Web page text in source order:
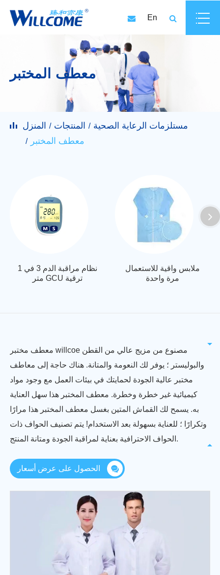
En
معطف المختبر
المنزل المنتجات
مستلزمات الرعاية الصحية
معطف المختبر
نظام مراقبة الدم 3 في 1
متر GCU ترقية
ملابس واقية للاستعمال
مرة واحدة
معطف مختبر willcoe مصنوع من مزيج عالي من القطن
والبوليستر ؛ يوفر لك النعومة والمتانة. هناك حاجة إلى معاطف
مختبر عالية الجودة لحمايتك في بيئات العمل مع وجود مواد
كيميائية غير خطرة وخطرة. معطف المختبر هذا سهل العناية
به. يسمح لك القماش المتين بغسل معطف المختبر هذا مرارًا
وتكرارًا ؛ للعناية بسهولة بعد الاستخدام! يتم تصنيف الحواف ذات
الحواف الاحترافية بعناية لمراقبة الجودة ومتانة المنتج.